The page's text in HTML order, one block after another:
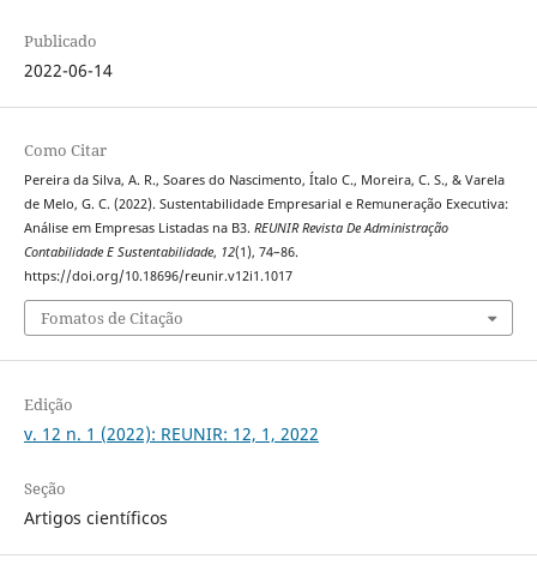
Publicado
2022-06-14
Como Citar
Pereira da Silva, A. R., Soares do Nascimento, Ítalo C., Moreira, C. S., & Varela
de Melo, G. C. (2022). Sustentabilidade Empresarial e Remuneração Executiva:
Análise em Empresas Listadas na B3. REUNIR Revista De Administração
Contabilidade E Sustentabilidade, 12(1), 74–86.
https://doi.org/10.18696/reunir.v12i1.1017
Fomatos de Citação
Edição
v. 12 n. 1 (2022): REUNIR: 12, 1, 2022
Seção
Artigos científicos